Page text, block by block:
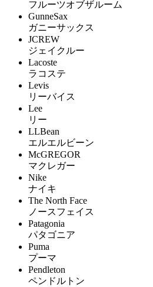
フルーツオブザルーム
GunneSax
ガニーサックス
JCREW
ジェイクルー
Lacoste
ラコステ
Levis
リーバイス
Lee
リー
LLBean
エルエルビーン
McGREGOR
マクレガー
Nike
ナイキ
The North Face
ノースフェイス
Patagonia
パタゴニア
Puma
プーマ
Pendleton
ペンドルトン